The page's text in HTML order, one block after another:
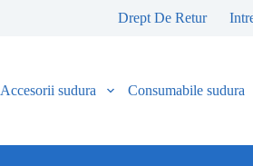
Drept De Retur
Accesorii sudura Consumabile sudura